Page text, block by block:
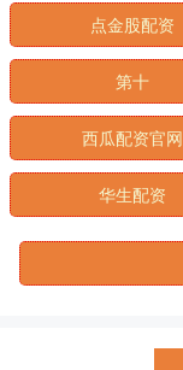
点金股配资
第十
西瓜配资官网
华生配资